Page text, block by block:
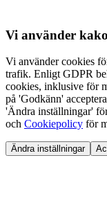
Vi använder
Vi använder cookies
trafik. Enligt GDPR
cookies, inklusive för
på 'Godkänn'
'Ändra inställningar'
och Cookiepolicy för
Ändra inställningar